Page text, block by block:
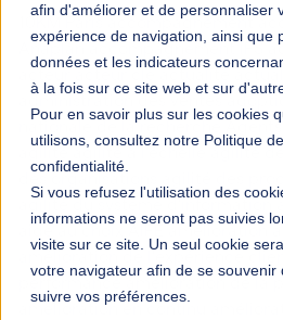
afin d'améliorer et de personnaliser
expérience de navigation, ainsi que
données et les indicateurs
à la fois sur ce site web et sur
Pour en savoir plus sur les cookies
utilisons, consultez notre Politique de
confidentialité.
Si vous refusez l'utilisation des
informations ne seront pas suivies
visite sur ce site. Un seul cookie
votre navigateur afin de se souvenir
suivre vos préférences.
10KM Paris accompagnement
Anaplan accompagnement IFS
acteuracteur clé actualité
administration des ventes
nationale de la rechercheAgents
agilité agilité à l'échelle agilité
des organisations
agilité du système d'information
aide au choix AIFE amélioration
amélioration de l'expérience
performanceamélioration de la
amélioration en continu